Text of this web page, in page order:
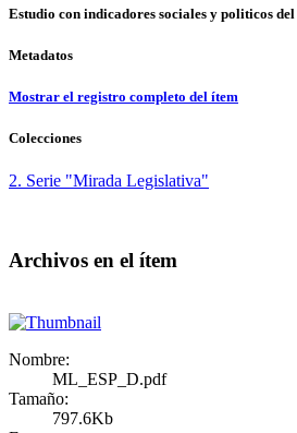
Estudio con indicadores sociales y politicos
Metadatos
Mostrar el registro completo del ítem
Colecciones
2. Serie "Mirada Legislativa"
Archivos en el ítem
Nombre:
ML_ESP_D.pdf
Tamaño:
797.6Kb